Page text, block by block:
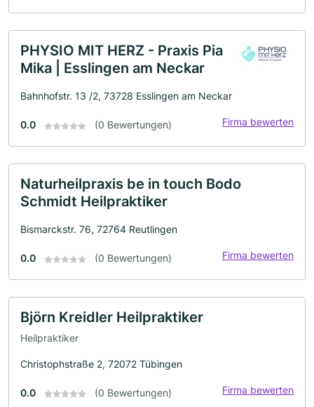
PHYSIO MIT HERZ - Praxis Pia
Mika | Esslingen am Neckar
Bahnhofstr. 13 /2, 73728 Esslingen am Neckar
0.0 (0 Bewertungen) Firma bewerten
Naturheilpraxis be in touch Bodo
Schmidt Heilpraktiker
Bismarckstr. 76, 72764 Reutlingen
0.0 (0 Bewertungen) Firma bewerten
Björn Kreidler Heilpraktiker
Heilpraktiker
Christophstraße 2, 72072 Tübingen
0.0 (0 Bewertungen) Firma bewerten